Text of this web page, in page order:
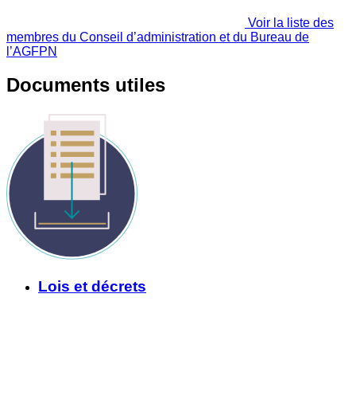
Voir la liste des
membres du Conseil d’administration et du Bureau de
l’AGFPN
Documents utiles
Lois et décrets